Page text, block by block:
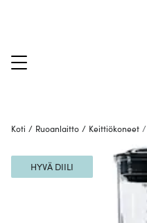
Koti / Ruoanlaitto / Keittiökoneet /
HYVÄ DIILI